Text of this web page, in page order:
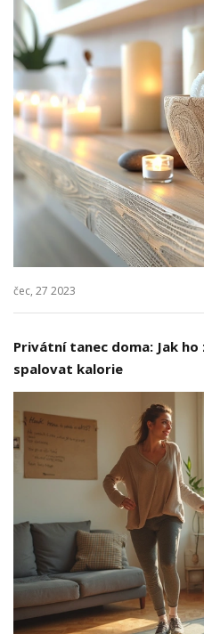
čec, 27 2023
Privátní tanec doma: Jak
spalovat kalorie